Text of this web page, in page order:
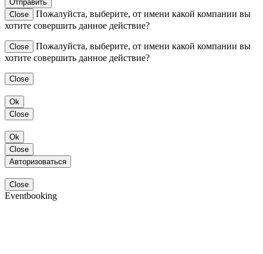
Отправить
Close
Пожалуйста, выберите, от имени какой компании вы
хотите совершить данное действие?
Close
Пожалуйста, выберите, от имени какой компании вы
хотите совершить данное действие?
Close
Ok
Close
Ok
Close
Авторизоваться
Close
Eventbooking